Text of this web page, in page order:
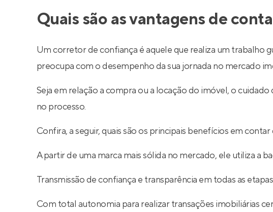
Quais são as vantagens de
Um corretor de confiança é aquele que realiza um trabalho
preocupa com o desempenho da sua jornada no mercado
Seja em relação a compra ou a locação do imóvel, o
no processo.
Confira, a seguir, quais são os principais benefícios em
A partir de uma marca mais sólida no mercado, ele utiliza a
Transmissão de confiança e transparência em todas as
Com total autonomia para realizar transações imobiliárias